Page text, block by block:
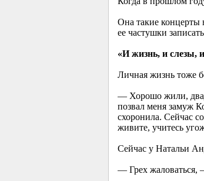
Она такие концерты
ее частушки
«И жизнь, и слезы,
Личная жизнь тоже
— Хорошо жили,
позвал меня замуж
схоронила. Сейчас
живите, учитесь
Сейчас у Натальи
— Грех жаловаться,